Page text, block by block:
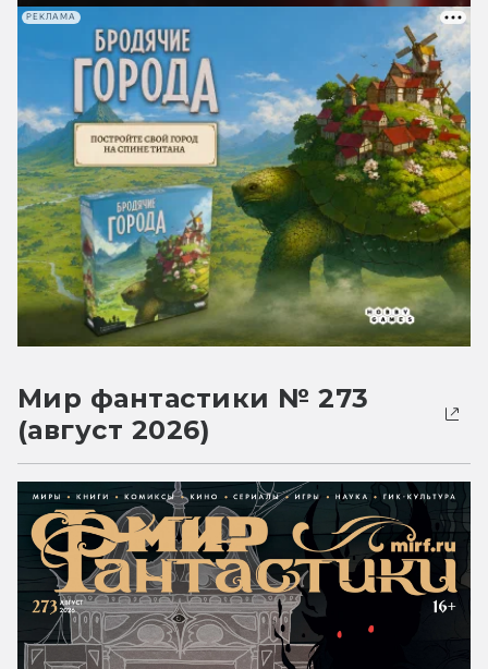
РЕКЛАМА
Мир фантастики № 273
(август 2026)